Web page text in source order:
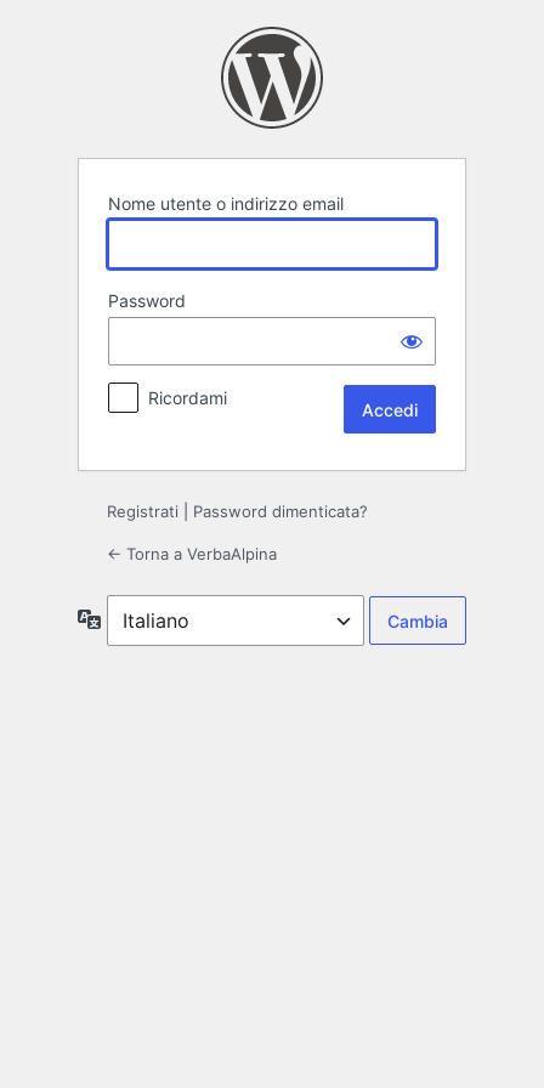
Nome utente o indirizzo email
Password
Ricordami
Registrati Password dimenticata?
← Torna a VerbaAlpina
Lingua